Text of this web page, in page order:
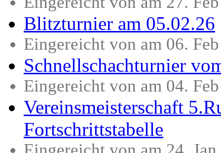
Blitzturnier am 05.02.26
Eingereicht von am 06.
Schnellschachturnier
Eingereicht von am 04.
Vereinsmeisterschaft
Fortschrittstabelle